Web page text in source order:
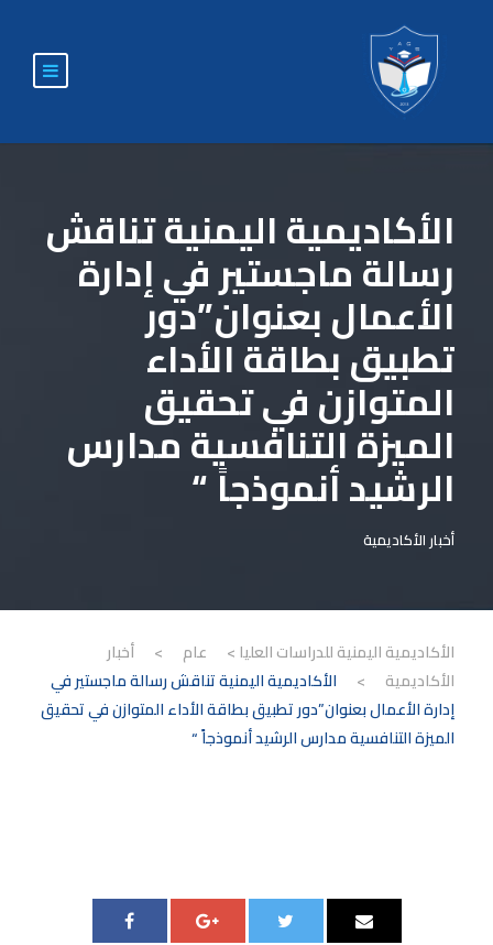
الأكاديمية اليمنية تناقش
رسالة ماجستير في إدارة
الأعمال بعنوان”دور
تطبيق بطاقة الأداء
المتوازن في تحقيق
الميزة التنافسية مدارس
الرشيد أنموذجاً “
أخبار الأكاديمية
الأكاديمية اليمنية للدراسات العليا > عام >
أخبار
الأكاديمية
>
الأكاديمية اليمنية تناقش رسالة ماجستير في
إدارة الأعمال بعنوان”دور تطبيق بطاقة الأداء المتوازن في تحقيق
الميزة التنافسية مدارس الرشيد أنموذجاً “